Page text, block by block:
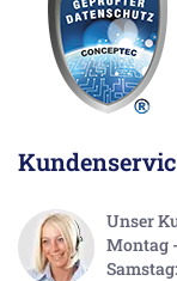
Unser
Montag